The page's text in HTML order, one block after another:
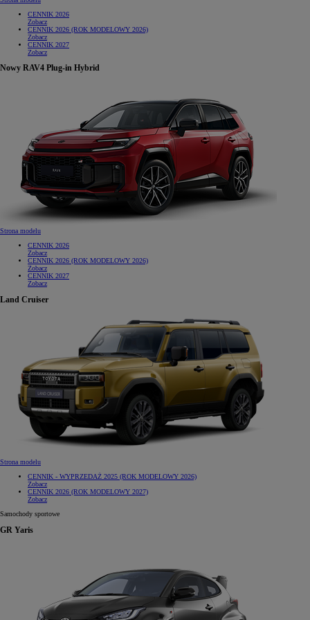
CENNIK 2026
Zobacz
CENNIK 2026 (ROK MODELOWY 2026)
Zobacz
CENNIK 2027
Zobacz
Nowy RAV4 Plug-in Hybrid
Strona modelu
CENNIK 2026
Zobacz
CENNIK 2026 (ROK MODELOWY 2026)
Zobacz
CENNIK 2027
Zobacz
Land Cruiser
Strona modelu
CENNIK - WYPRZEDAŻ 2025 (ROK MODELOWY 2026)
Zobacz
CENNIK 2026 (ROK MODELOWY 2027)
Zobacz
Samochody sportowe
GR Yaris